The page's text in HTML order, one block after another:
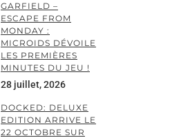
GARFIELD –
ESCAPE FROM
MONDAY :
MICROIDS DÉVOILE
LES PREMIÈRES
MINUTES DU JEU !
28 juillet, 2026
DOCKED: DELUXE
EDITION ARRIVE LE
22 OCTOBRE SUR